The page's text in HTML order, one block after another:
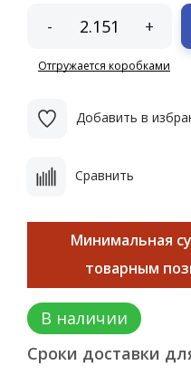
- +
Отгружается коробками
Добавить в
Сравнить
Минимальная
товарным
В наличии
Сроки доставки